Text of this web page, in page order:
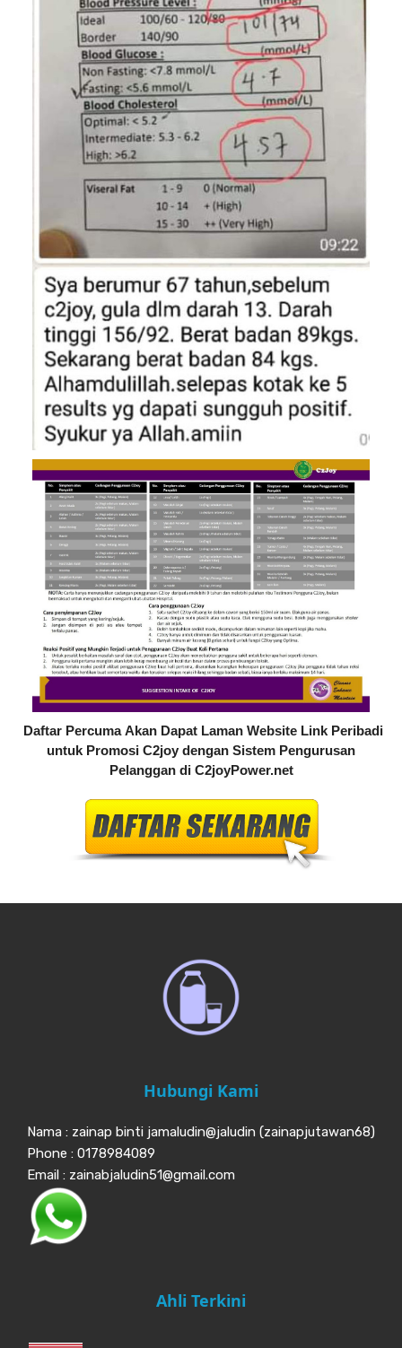
Daftar PercumaAkan Dapat Laman Website Link Peribadi
untuk Promosi C2joy dengan Sistem Pengurusan
Pelanggan di C2joyPower.net
Hubungi Kami
Nama : zainap binti jamaludin@jaludin (zainapjutawan68)
Phone : 0178984089
Email : zainabjaludin51@gmail.com
Ahli Terkini